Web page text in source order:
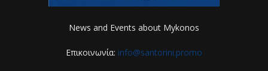
News and Events about Mykonos
Επικοινωνία: info@santorini.promo